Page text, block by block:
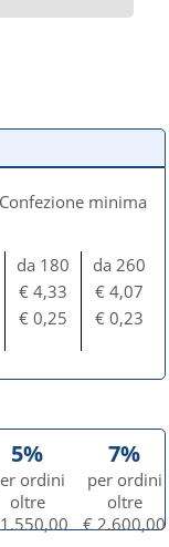
minima
da 180
€ 4,33
€ 0,25
da 260
€ 4,07
€ 0,23
5%
ordini
oltre
7%
per ordini
oltre
€ 2.600,00